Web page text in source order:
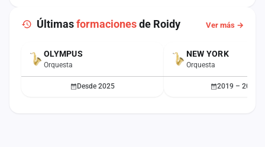
Últimasformacionesde Roidy Ver más →
ACTUALOLYMPUS
Orquesta
Desde 2025
NEW YORK
Orquesta
2019 – 2021